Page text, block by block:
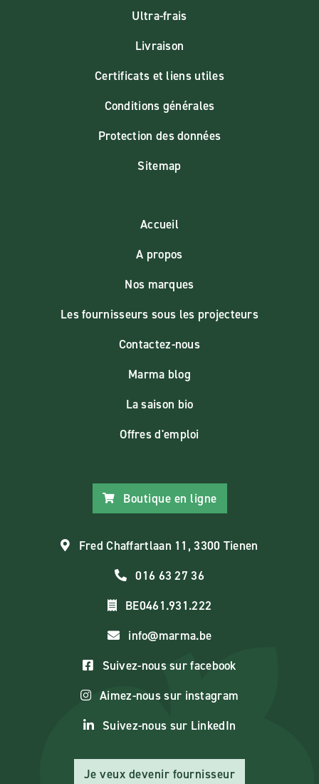
Ultra-frais
Livraison
Certificats et liens utiles
Conditions générales
Protection des données
Sitemap
Accueil
A propos
Nos marques
Les fournisseurs sous les projecteurs
Contactez-nous
Marma blog
La saison bio
Offres d'emploi
Boutique en ligne
Fred Chaffartlaan 11, 3300 Tienen
016 63 27 36
BE0461.931.222
info@marma.be
Suivez-nous sur facebook
Aimez-nous sur instagram
Suivez-nous sur LinkedIn
Je veux devenir fournisseur